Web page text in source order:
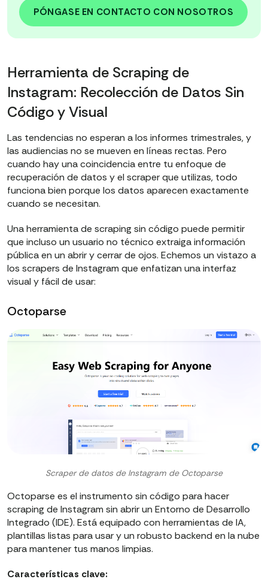
PÓNGASE EN CONTACTO CON NOSOTROS
Herramienta de Scraping de
Instagram: Recolección de Datos Sin
Código y Visual
Las tendencias no esperan a los informes trimestrales, y
las audiencias no se mueven en líneas rectas. Pero
cuando hay una coincidencia entre tu enfoque de
recuperación de datos y el scraper que utilizas, todo
funciona bien porque los datos aparecen exactamente
cuando se necesitan.
Una herramienta de scraping sin código puede permitir
que incluso un usuario no técnico extraiga información
pública en un abrir y cerrar de ojos. Echemos un vistazo a
los scrapers de Instagram que enfatizan una interfaz
visual y fácil de usar:
Octoparse
Scraper de datos de Instagram de Octoparse
Octoparse es el instrumento sin código para hacer
scraping de Instagram sin abrir un Entorno de Desarrollo
Integrado (IDE). Está equipado con herramientas de IA,
plantillas listas para usar y un robusto backend en la nube
para mantener tus manos limpias.
Características clave: